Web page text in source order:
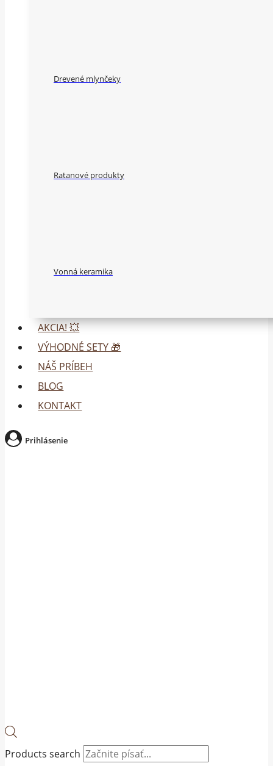
Drevené mlynčeky
Ratanové produkty
Vonná keramika
AKCIA! 💥
VÝHODNÉ SETY 🎁
NÁŠ PRÍBEH
BLOG
KONTAKT
Prihlásenie
Products search